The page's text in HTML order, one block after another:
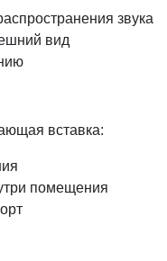
звука
вид
вставка:
помещения